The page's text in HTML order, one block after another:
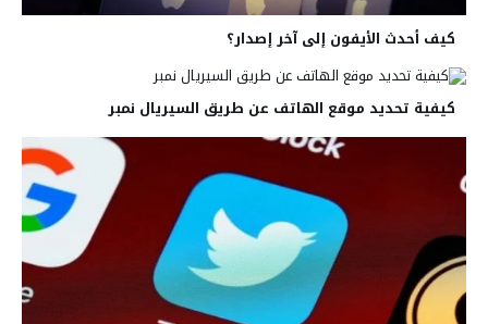
كيف أحدث الأيفون إلى آخر إصدار؟
كيفية تحديد موقع الهاتف عن طريق السيريال نمبر